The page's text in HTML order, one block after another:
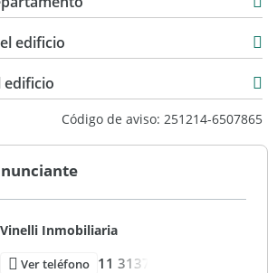
edificio
Categoria
edificio
Código de aviso: 251214-6507865
Vinelli Inmobiliaria
Ver teléfono 11 3137